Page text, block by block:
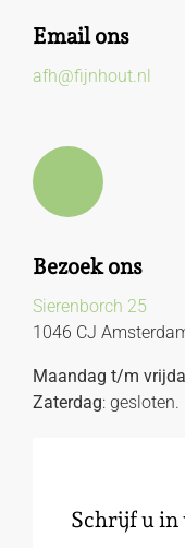
Email ons
afh@fijnhout.nl
Bezoek ons
Sierenborch 25
1046 CJ
Maandag t/m
Zaterdag: gesloten.
Schrijf u in